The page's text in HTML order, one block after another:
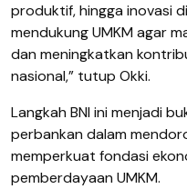
produktif, hingga inovasi
mendukung UMKM agar
dan meningkatkan
nasional,” tutup Okki.
Langkah BNI ini menjadi
perbankan dalam
memperkuat fondasi
pemberdayaan UMKM.